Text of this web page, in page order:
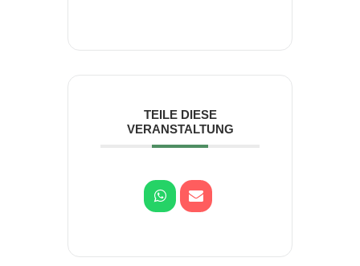
TEILE DIESE
VERANSTALTUNG